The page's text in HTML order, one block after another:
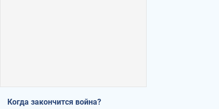
Когда закончится война?